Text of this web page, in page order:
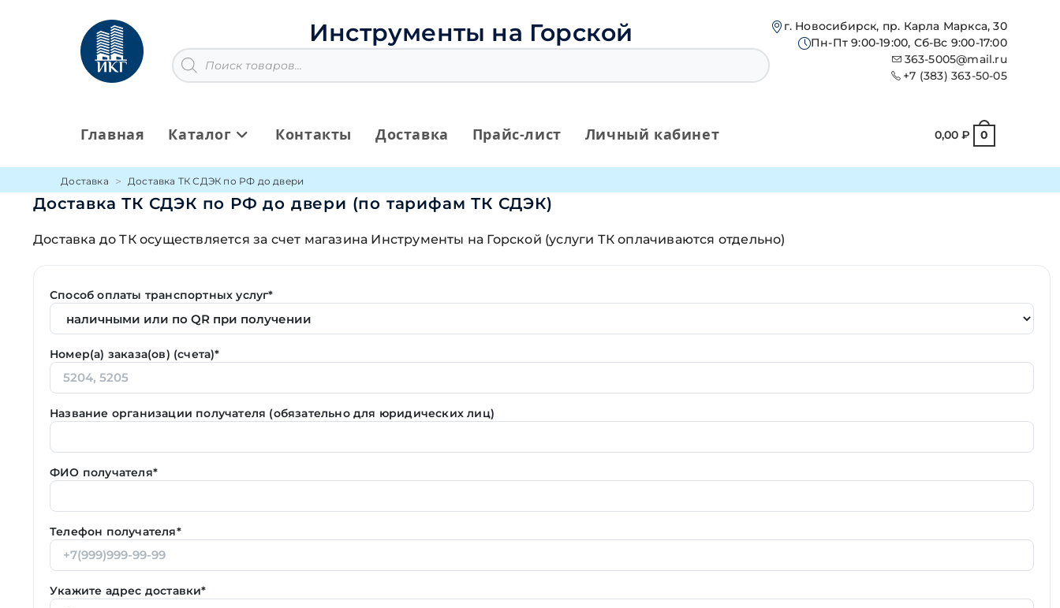
содержимому
Инструменты на Горской
Поиск
товаров
г. Новосибирск, пр. Карла Маркса, 30
Пн-Пт 9:00-19:00, Сб-Вс 9:00-17:00
363-5005@mail.ru
+7 (383) 363-50-05
Главная Каталог Контакты Доставка Прайс-лист Личный кабинет 0,00 ₽ 0
Доставка Доставка ТК СДЭК по РФ до двери
Доставка ТК СДЭК по РФ до двери (по тарифам ТК СДЭК)
Доставка до ТК осуществляется за счет магазина Инструменты на Горской (услуги ТК оплачиваются отдельно)
Способ оплаты транспортных услуг*
Номер(а) заказа(ов) (счета)*
Название организации получателя (обязательно для юридических лиц)
ФИО получателя*
Телефон получателя*
Укажите адрес доставки*